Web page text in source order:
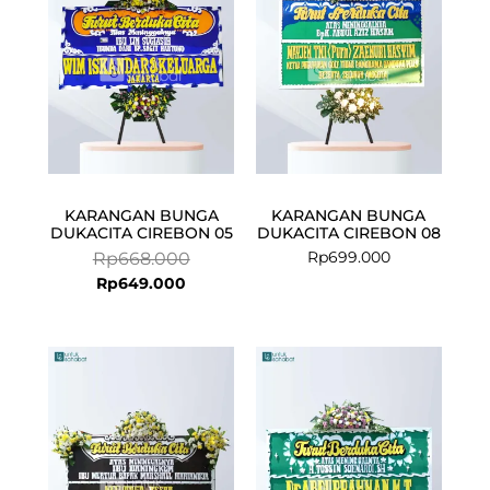
KARANGAN BUNGA
DUKACITA CIREBON 05
Rp668.000
Rp668.000.
Rp649.000
Rp649.000.
KARANGAN BUNGA
DUKACITA CIREBON 08
Rp699.000